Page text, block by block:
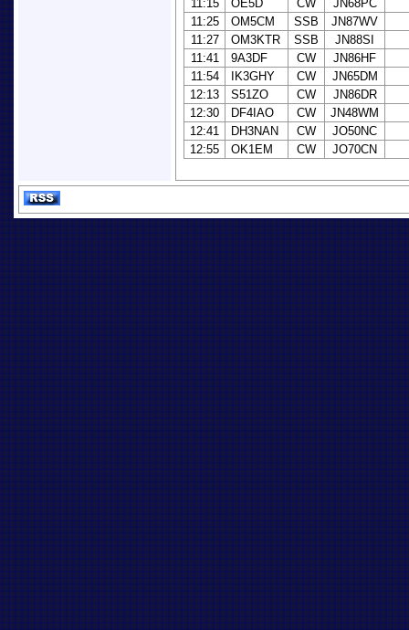
11:15 OE5D CW
JN68PC
11:25
OM5CM SSB
JN87WV
11:27
OM3KTR SSB
JN88SI
11:41
9A3DF CW
JN86HF
11:54
IK3GHY CW
JN65DM
12:13
S51ZO CW
JN86DR
12:30
DF4IAO CW
JN48WM
12:41
DH3NAN CW
JO50NC
12:55
OK1EM CW JO70CN